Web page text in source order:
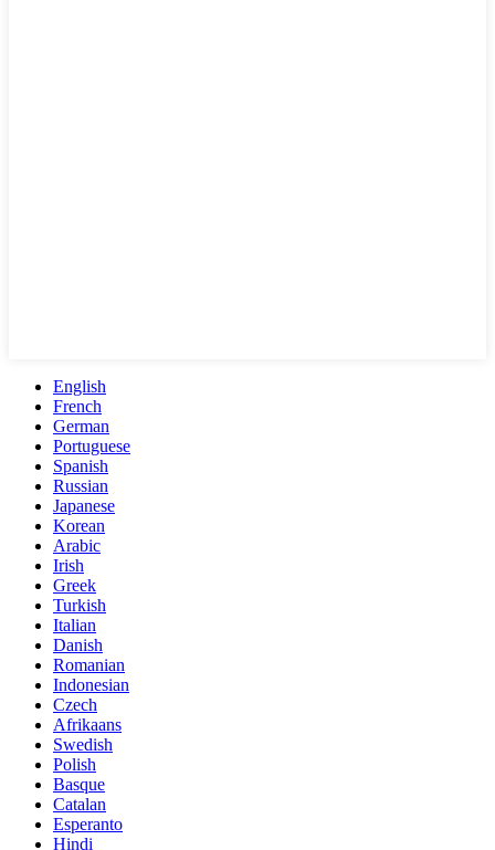
English
French
German
Portuguese
Spanish
Russian
Japanese
Korean
Arabic
Irish
Greek
Turkish
Italian
Danish
Romanian
Indonesian
Czech
Afrikaans
Swedish
Polish
Basque
Catalan
Esperanto
Hindi